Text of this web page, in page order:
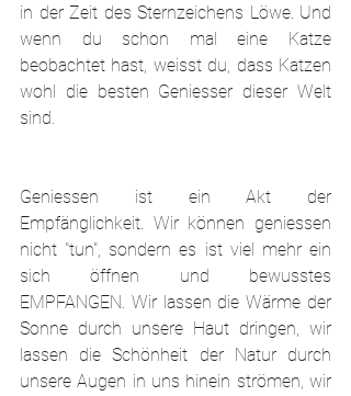
in der Zeit des Sternzeichens Löwe. Und
wenn du schon mal eine Katze
beobachtet hast, weisst du, dass Katzen
wohl die besten Geniesser dieser Welt
sind.
Geniessen ist ein Akt der
Empfänglichkeit. Wir können geniessen
nicht "tun", sondern es ist viel mehr ein
sich öffnen und bewusstes
EMPFANGEN. Wir lassen die Wärme der
Sonne durch unsere Haut dringen, wir
lassen die Schönheit der Natur durch
unsere Augen in uns hinein strömen, wir